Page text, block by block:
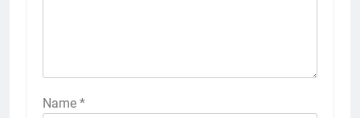
Name *